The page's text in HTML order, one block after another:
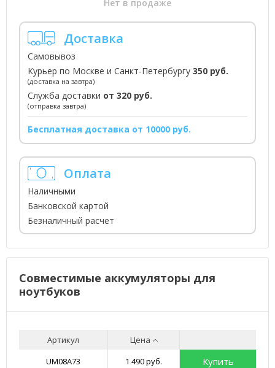
Нет в продаже
Доставка
Самовывоз
Курьер по Москве и Санкт-Петербургу 350 руб.
(доставка на завтра)
Служба доставки от 320 руб.
(отправка завтра)
Бесплатная доставка от 10000 руб.
Оплата
Наличными
Банковской картой
Безналичный расчет
Совместимые аккумуляторы для
ноутбуков
Артикул
Цена
UM08A73
1 490 руб. Купить